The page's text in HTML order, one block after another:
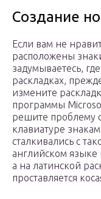
Создание
Если вам не
расположены
задумываетесь,
раскладках,
измените
программы
решите проблему
клавиатуре
сталкивались с
английском языке
а на латинской
проставляется